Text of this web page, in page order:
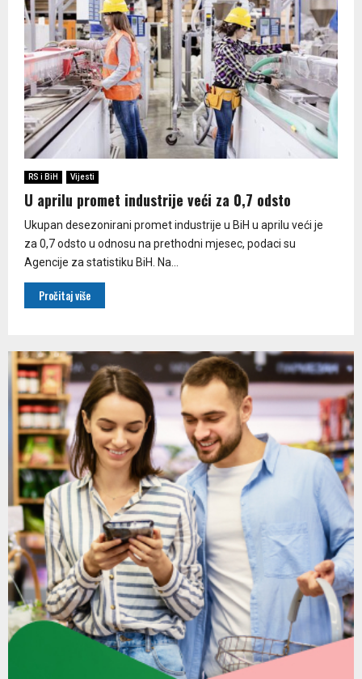
RS i BiH Vijesti
U aprilu promet industrije veći za 0,7 odsto
Ukupan desezonirani promet industrije u BiH u aprilu veći je
za 0,7 odsto u odnosu na prethodni mjesec, podaci su
Agencije za statistiku BiH. Na...
Pročitaj više